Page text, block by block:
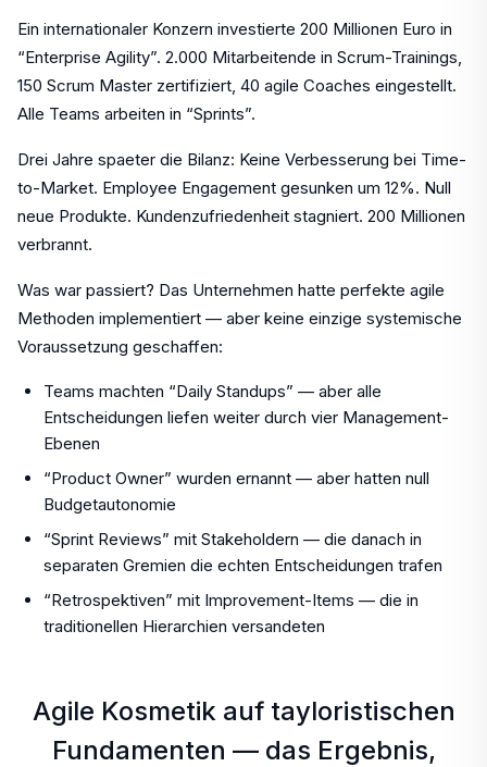
Ein internationaler Konzern investierte 200 Millionen Euro in
“Enterprise Agility”. 2.000 Mitarbeitende in Scrum-Trainings,
150 Scrum Master zertifiziert, 40 agile Coaches eingestellt.
Alle Teams arbeiten in “Sprints”.
Drei Jahre spaeter die Bilanz: Keine Verbesserung bei Time-
to-Market. Employee Engagement gesunken um 12%. Null
neue Produkte. Kundenzufriedenheit stagniert. 200 Millionen
verbrannt.
Was war passiert? Das Unternehmen hatte perfekte agile
Methoden implementiert — aber keine einzige systemische
Voraussetzung geschaffen:
Teams machten “Daily Standups” — aber alle
Entscheidungen liefen weiter durch vier Management-
Ebenen
“Product Owner” wurden ernannt — aber hatten null
Budgetautonomie
“Sprint Reviews” mit Stakeholdern — die danach in
separaten Gremien die echten Entscheidungen trafen
“Retrospektiven” mit Improvement-Items — die in
traditionellen Hierarchien versandeten
Agile Kosmetik auf tayloristischen
Fundamenten — das Ergebnis,